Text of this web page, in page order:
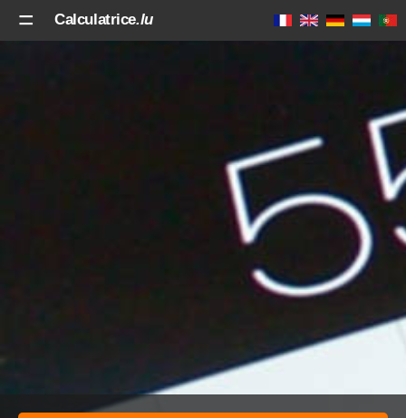
Calculatrice.lu